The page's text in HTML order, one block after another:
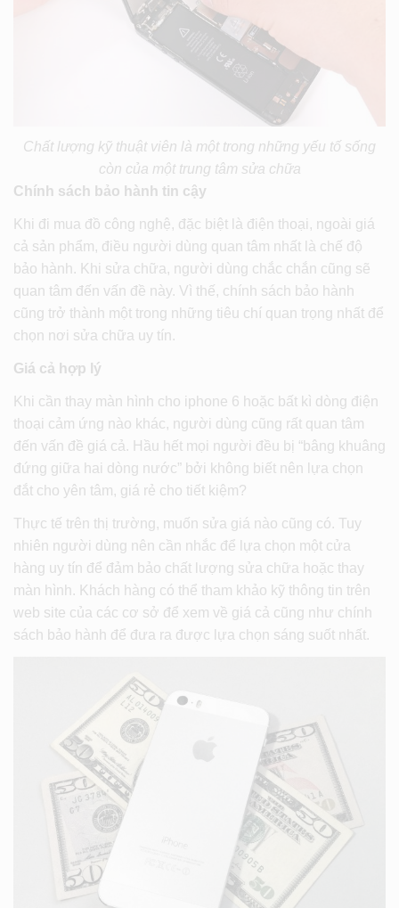
Chất lượng kỹ thuật viên là một trong những yếu tố sống
còn của một trung tâm sửa chữa
Chính sách bảo hành tin cậy
Khi đi mua đồ công nghệ, đặc biệt là điện thoại, ngoài giá
cả sản phẩm, điều người dùng quan tâm nhất là chế độ
bảo hành. Khi sửa chữa, người dùng chắc chắn cũng sẽ
quan tâm đến vấn đề này. Vì thế, chính sách bảo hành
cũng trở thành một trong những tiêu chí quan trọng nhất để
chọn nơi sửa chữa uy tín.
Giá cả hợp lý
Khi cần thay màn hình cho iphone 6 hoặc bất kì dòng điện
thoại cảm ứng nào khác, người dùng cũng rất quan tâm
đến vấn đề giá cả. Hầu hết mọi người đều bị “bâng khuâng
đứng giữa hai dòng nước” bởi không biết nên lựa chọn
đắt cho yên tâm, giá rẻ cho tiết kiệm?
Thực tế trên thị trường, muốn sửa giá nào cũng có. Tuy
nhiên người dùng nên cần nhắc để lựa chọn một cửa
hàng uy tín để đảm bảo chất lượng sửa chữa hoặc thay
màn hình. Khách hàng có thể tham khảo kỹ thông tin trên
web site của các cơ sở để xem về giá cả cũng như chính
sách bảo hành để đưa ra được lựa chọn sáng suốt nhất.